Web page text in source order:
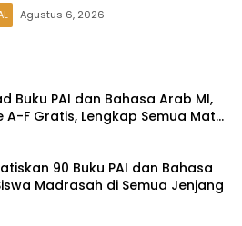
Agustus 6, 2026
Buku PAI dan Bahasa Arab MI,
A-F Gratis, Lengkap Semua Mata
90 Buku PAI dan Bahasa
Madrasah di Semua Jenjang